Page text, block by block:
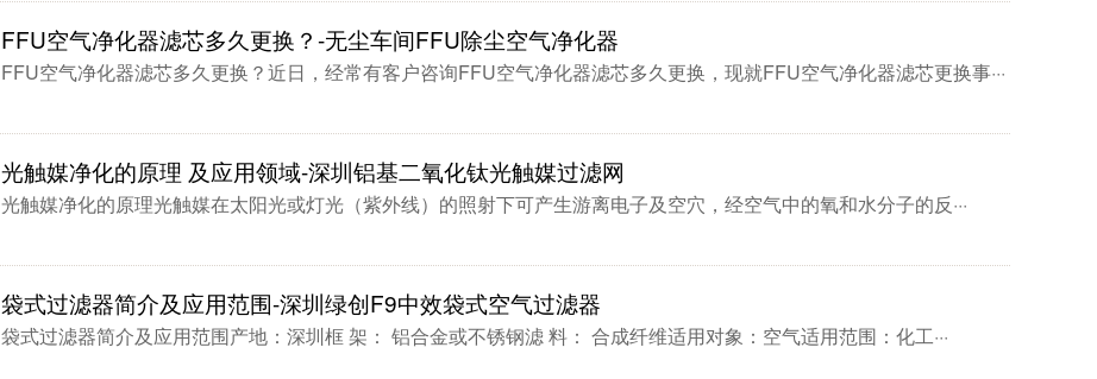
FFU空气净化器滤芯多久更换？-无尘车间FFU除尘空气净化器
FFU空气净化器滤芯多久更换？近日，经常有客户咨询FFU空气净化器滤芯多久更换，现就FFU空气净化器滤芯更换事···
​光触媒净化的原理 及应用领域-深圳铝基二氧化钛光触媒过滤网
光触媒净化的原理光触媒在太阳光或灯光（紫外线）的照射下可产生游离电子及空穴，经空气中的氧和水分子的反···
袋式过滤器简介及应用范围-深圳绿创F9中效袋式空气过滤器
袋式过滤器简介及应用范围产地：深圳框 架： 铝合金或不锈钢滤 料： 合成纤维适用对象：空气适用范围：化工···